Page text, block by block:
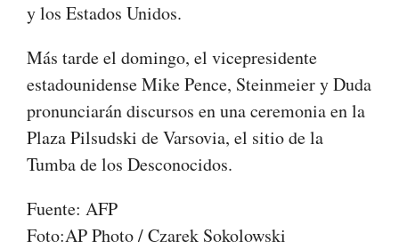
y los Estados Unidos.
Más tarde el domingo, el vicepresidente
estadounidense Mike Pence, Steinmeier y Duda
pronunciarán discursos en una ceremonia en la
Plaza Pilsudski de Varsovia, el sitio de la
Tumba de los Desconocidos.
Fuente: AFP
Foto:AP Photo / Czarek Sokolowski